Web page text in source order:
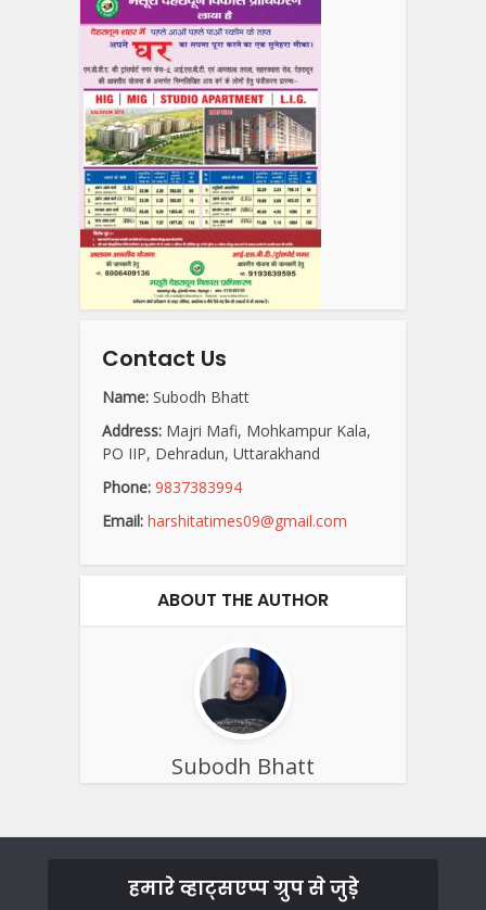
Contact Us
Name: Subodh Bhatt
Address: Majri Mafi, Mohkampur Kala,
PO IIP, Dehradun, Uttarakhand
Phone: 9837383994
Email: harshitatimes09@gmail.com
ABOUT THE AUTHOR
Subodh Bhatt
हमारे व्हाट्सएप्प ग्रुप से जुड़े